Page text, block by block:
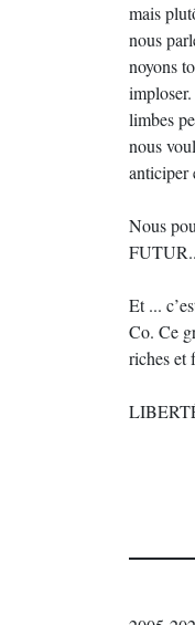
mais
nous
noyons
imploser.
limbes
nous
anticiper
Nous
Et ...
Co. Ce
riches et